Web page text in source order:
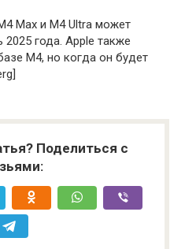
Max и M4 Ultra может
года. Apple также
M4, но когда он будет
Поделиться с